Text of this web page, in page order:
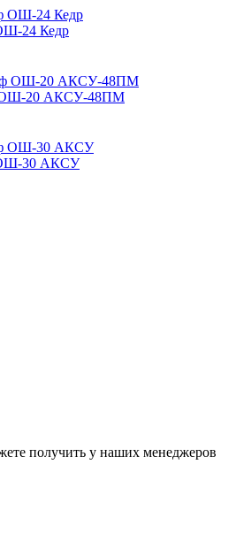
24 Кедр
20 АКСУ-48ПМ
30 АКСУ
получить у наших менеджеров